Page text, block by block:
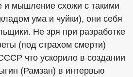
и мышление схожи с такими
ума и чуйки), они себя
Не зря при разработке
(под страхом смерти)
что ускорило в создании
(Рамзан) в интервью